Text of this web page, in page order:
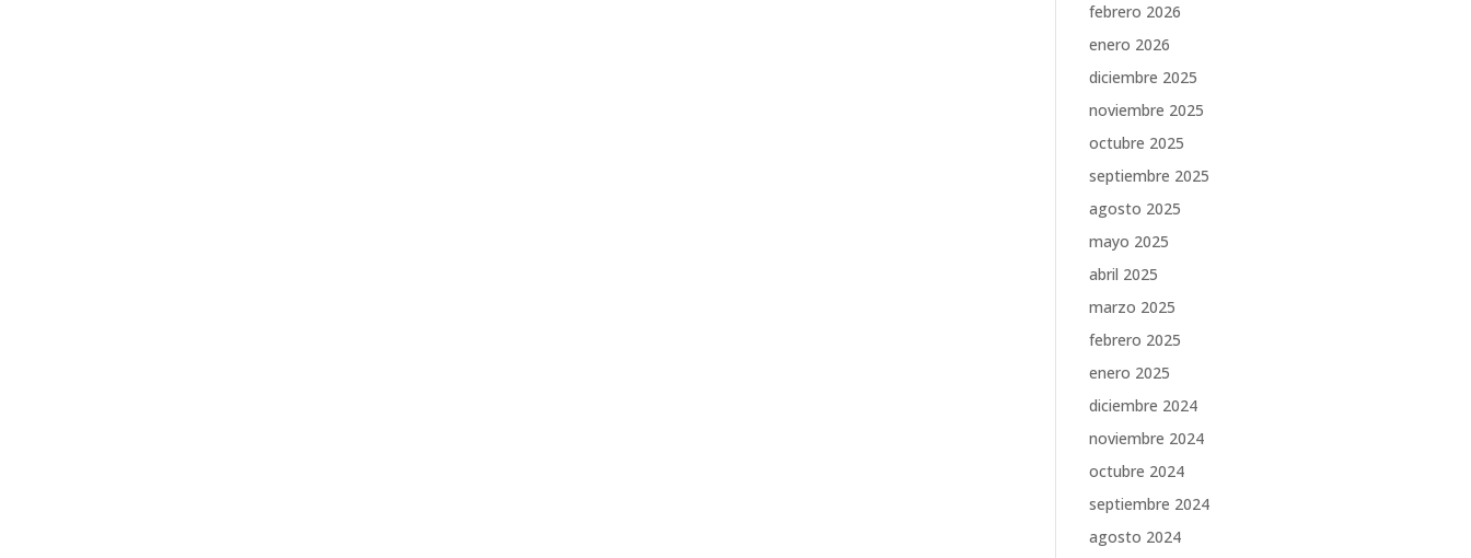
febrero 2026
enero 2026
diciembre 2025
noviembre 2025
octubre 2025
septiembre 2025
agosto 2025
mayo 2025
abril 2025
marzo 2025
febrero 2025
enero 2025
diciembre 2024
noviembre 2024
octubre 2024
septiembre 2024
agosto 2024